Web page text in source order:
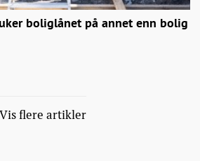
boliglånet på annet enn bolig
Vis flere artikler